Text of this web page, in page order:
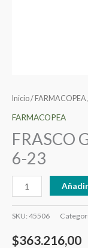
Inicio/ FARMACOPEA
FARMACOPEA
FRASCO
6-23
SKU: 45506
$363.216,00